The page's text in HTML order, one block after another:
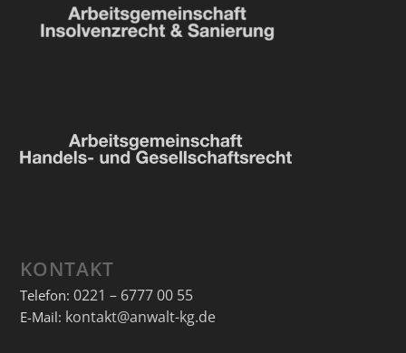
KONTAKT
Telefon: 0221 – 6777 00 55
E-Mail: kontakt@anwalt-kg.de